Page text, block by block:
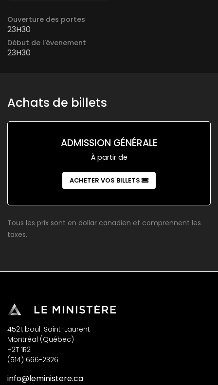
Ouverture des portes
23H30
Début de l'évenement
23H30
Achats de billets
ADMISSION GÉNÉRALE
À partir de
ACHETER VOS BILLETS
Tous les prix sont en dollar canadien et comprennent les
taxes.
4521, boul. Saint-Laurent
Montréal (Québec)
H2T 1R2
(514) 666-2326
info@leministere.ca